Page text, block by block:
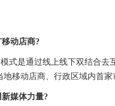
动店商?
式是通过线上线下双结合去
地移动店商、行政区域内首
媒体力量?